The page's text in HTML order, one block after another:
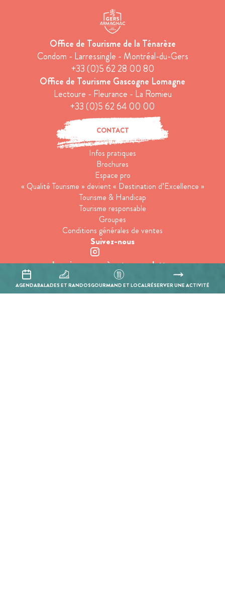
AGENDABALADES ET RANDOSGOURMAND ET LOCALRÉSERVER UNE ACTIVITÉ
Office de Tourisme de la Ténarèze
Condom - Larressingle - Montréal-du-Gers
+33 (0)5 62 28 00 80
Office de Tourisme Gascogne Lomagne
Lectoure - Fleurance - La Romieu
+33 (0)5 62 64 00 00
CONTACT
Infos pratiques
Brochures
Espace pro
« Qualité Tourisme » devient « Destination d’Excellence »
Tourisme & Handicap
Tourisme responsable
Groupes
Conditions générales de ventes
Suivez-nous
Inscrivez-vous à notre newsletter